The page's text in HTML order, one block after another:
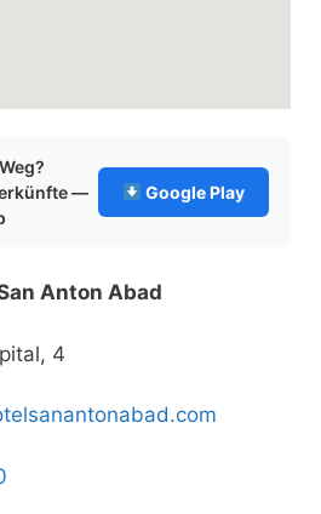
—
Google Play
Anton Abad
4